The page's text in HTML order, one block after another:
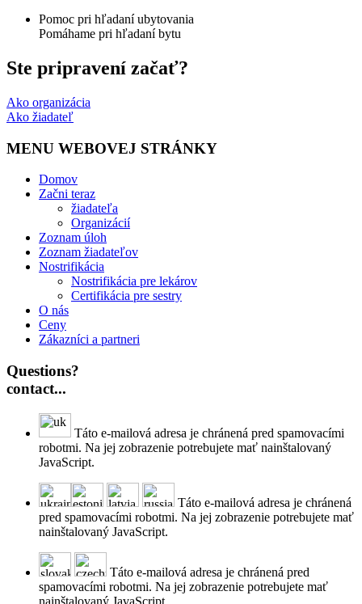
Pomoc pri hľadaní ubytovania
Pomáhame pri hľadaní bytu
Ste pripravení začať?
Ako organizácia
Ako žiadateľ
MENU WEBOVEJ STRÁNKY
Domov
Začni teraz
žiadateľa
Organizácií
Zoznam úloh
Zoznam žiadateľov
Nostrifikácia
Nostrifikácia pre lekárov
Certifikácia pre sestry
O nás
Ceny
Zákazníci a partneri
Questions?
contact...
Táto e-mailová adresa je chránená pred spamovacími
robotmi. Na jej zobrazenie potrebujete mať nainštalovaný
JavaScript.
Táto e-mailová adresa je chránená
pred spamovacími robotmi. Na jej zobrazenie potrebujete mať
nainštalovaný JavaScript.
Táto e-mailová adresa je chránená pred
spamovacími robotmi. Na jej zobrazenie potrebujete mať
nainštalovaný JavaScript.